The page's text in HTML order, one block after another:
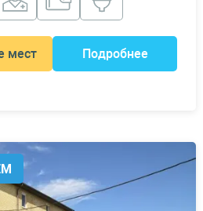
мест Подробнее